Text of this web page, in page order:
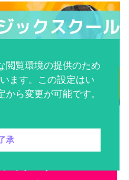
閲覧環境の提供のため
ます。この設定はい
ら変更が可能です。
承